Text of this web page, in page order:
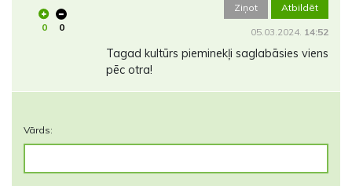
0 0
Ziņot Atbildēt
05.03.2024. 14:52
Tagad kultūrs pieminekļi saglabāsies viens
pēc otra!
Vārds: